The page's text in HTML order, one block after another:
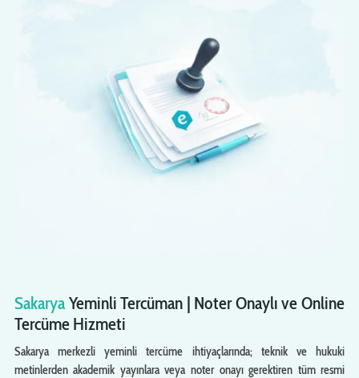
SakaryaYeminli Tercüman | Noter Onaylı ve Online
Tercüme Hizmeti
Sakarya merkezli yeminli tercüme ihtiyaçlarında; teknik ve hukuki
metinlerden akademik yayınlara veya noter onayı gerektiren tüm resmi